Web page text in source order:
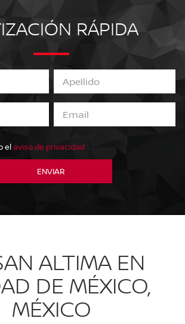
RÁPIDA
elaviso de privacidad
ALTIMA EN
DE MÉXICO,
MÉXICO